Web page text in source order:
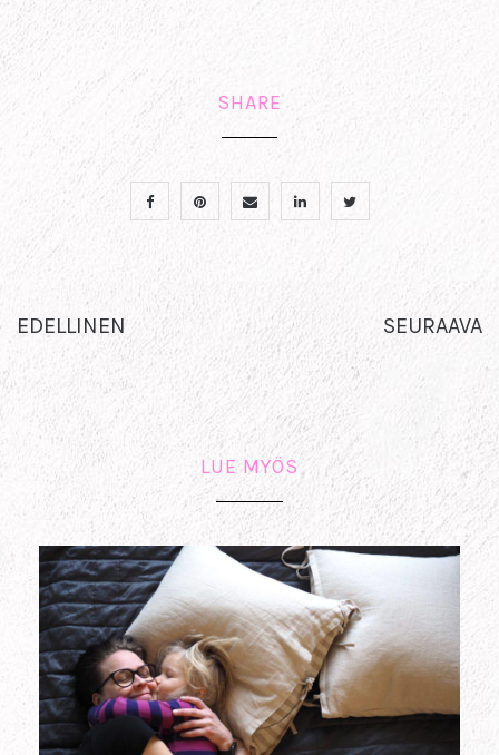
SHARE
EDELLINEN SEURAAVA
LUE MYÖS